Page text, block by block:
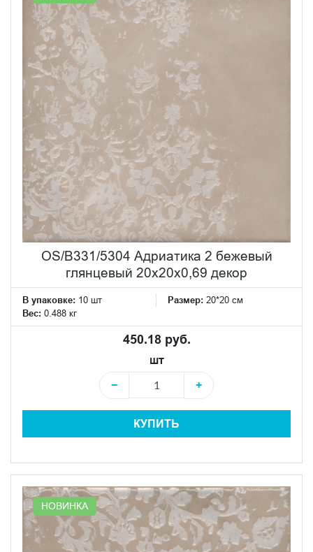
OS/B331/5304 Адриатика 2 бежевый
глянцевый 20x20x0,69 декор
В упаковке: 10 шт Размер: 20*20 см
Вес: 0.488 кг
450.18 руб.
шт
−
+
КУПИТЬ
НОВИНКА